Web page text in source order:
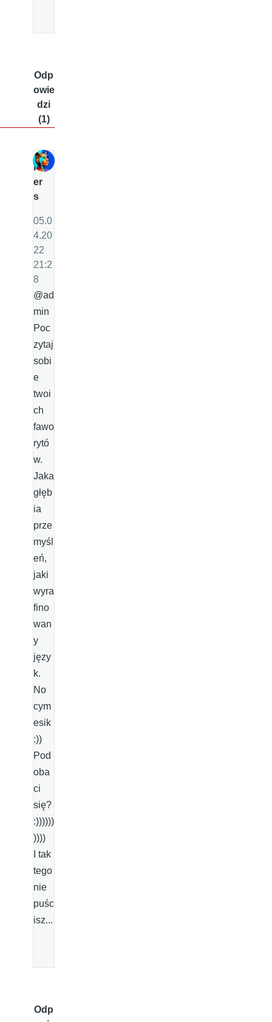
Odp
owie
dzi
(1)
P
er
s
05.0
4.20
22
21:2
8
@ad
min
Poc
zytaj
sobi
e
twoi
ch
fawo
rytó
w.
Jaka
głęb
ia
prze
myśl
eń,
jaki
wyra
fino
wan
y
języ
k.
No
cym
esik
:))
Pod
oba
ci
się?
:))))))
))))
I tak
tego
nie
puśc
isz...
Odp